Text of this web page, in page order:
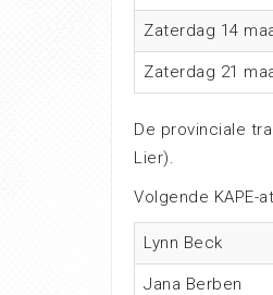
Zaterdag 14
Zaterdag 21
De provinciale
Lier).
Volgende KAPE-
Lynn Beck
Jana Berben